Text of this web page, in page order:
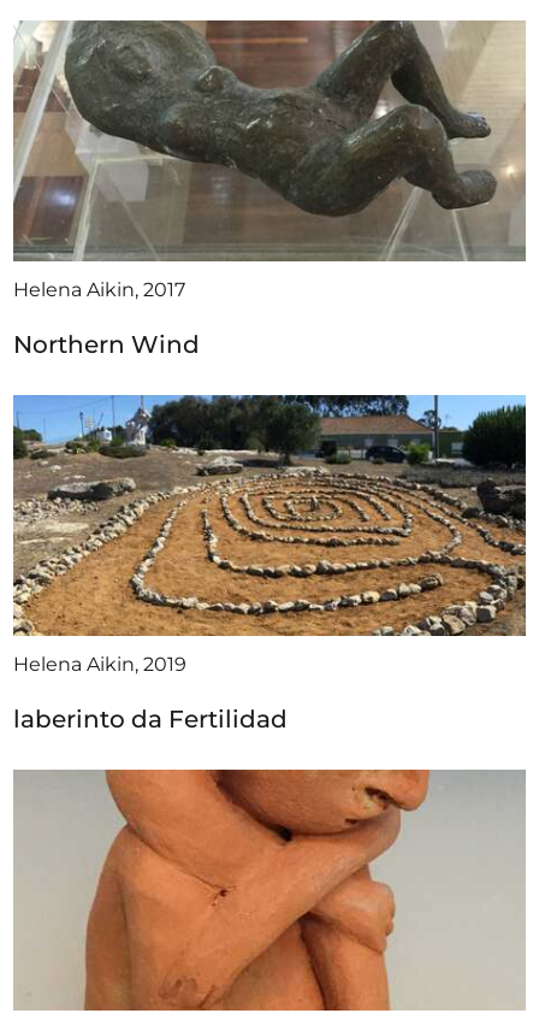
Helena Aikin, 2017
Northern Wind
Helena Aikin, 2019
laberinto da Fertilidad